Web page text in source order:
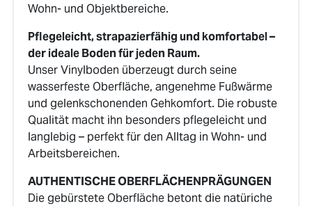
Wohn- und Objektbereiche.
Pflegeleicht, strapazierfähig und komfortabel –
der ideale Boden für jeden Raum.
Unser Vinylboden überzeugt durch seine
wasserfeste Oberfläche, angenehme Fußwärme
und gelenkschonenden Gehkomfort. Die robuste
Qualität macht ihn besonders pflegeleicht und
langlebig – perfekt für den Alltag in Wohn- und
Arbeitsbereichen.
AUTHENTISCHE OBERFLÄCHENPRÄGUNGEN
Die gebürstete Oberfläche betont die natüriche